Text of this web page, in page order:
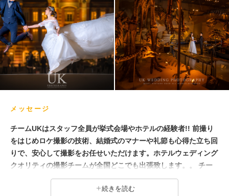
庭園での撮影 ソロウエディング
ガーデンでの撮影 家族・友人と撮影
結婚式当日の撮影
国内出張撮影
海での撮影 ペットと撮影
動画の作成
女性フォトグラファー
メッセージ
チームUKはスタッフ全員が挙式会場やホテルの経験者!! 前撮り
をはじめロケ撮影の技術、結婚式のマナーや礼節も心得た立ち回
りで、安心して撮影をお任せいただけます。ホテルウェディング
クオリティの撮影チームが全国どこでも出張致します。。 チー
ムUKは事前にフォトグラファーや美容スタッフと撮りたいカッ
トやヘアメイクのイメージのすり合わせなど、LINE上でコミュ
続きを読む